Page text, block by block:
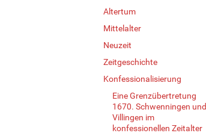
Altertum
Mittelalter
Neuzeit
Zeitgeschichte
Konfessionalisierung
Eine Grenzübertretung
1670. Schwenningen und
Villingen im
konfessionellen Zeitalter